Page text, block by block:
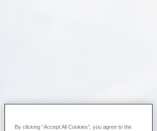
By clicking “Accept All Cookies”, you agree to the